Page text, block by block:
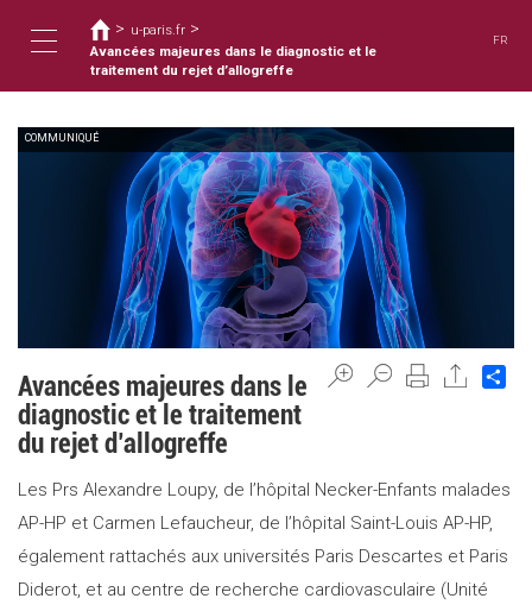
contenido
Toggle
navigation
Usted
está
aquí
> u-paris.fr >
Avancées majeures dans le diagnostic et le
traitement du rejet d’allogreffe
FR
COMMUNIQUÉ
Avancées majeures dans le
diagnostic et le traitement
du rejet d’allogreffe
Les Prs Alexandre Loupy, de l’hôpital Necker-Enfants malades
AP-HP et Carmen Lefaucheur, de l’hôpital Saint-Louis AP-HP,
également rattachés aux universités Paris Descartes et Paris
Diderot, et au centre de recherche cardiovasculaire (Unité